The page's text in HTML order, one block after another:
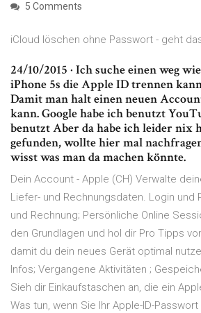
5 Comments
iCloud löschen ohne Passwort - geht
24/10/2015 · Ich suche einen weg
iPhone 5s die Apple ID trennen
Damit man halt einen neuen
kann. Google habe ich benutzt
benutzt Aber da habe ich leider nix
gefunden, wollte hier mal
wisst was man da machen könnte.
Dein Account - Apple (CH) Verwalte
Liefer- und Rechnungsdaten. Login und
und Rechnung; Persönliche Online
den Grundlagen und hol dir Pro Tipps
damit du dein neues Gerät optimal
Infos; Vergangene Aktivitäten ;
Sieh dir Einkaufstaschen an, die ein
Was tun, wenn Sie Ihr Apple-ID-